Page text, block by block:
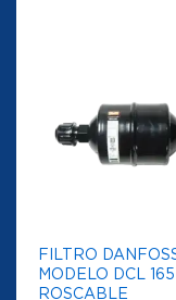
FILTRO
MODELO DCL 165
ROSCABLE